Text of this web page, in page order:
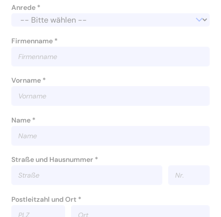
Anrede *
Firmenname *
Vorname *
Name *
Straße und Hausnummer *
Postleitzahl und Ort *